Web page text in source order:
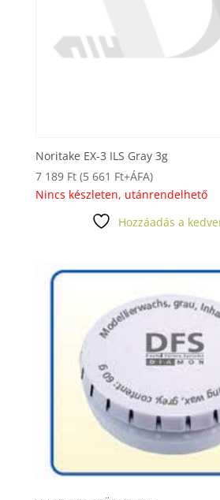
Noritake EX-3 ILS Gray 3g
7 189 Ft (5 661 Ft+ÁFA)
Nincs készleten, utánrendelhető
Hozzáadás a